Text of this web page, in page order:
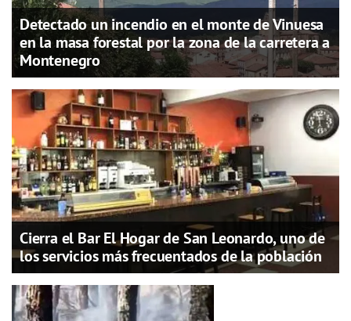
Detectado un incendio en el monte de Vinuesa
en la masa forestal por la zona de la carretera a
Montenegro
Cierra el Bar El Hogar de San Leonardo, uno de
los servicios más frecuentados de la población